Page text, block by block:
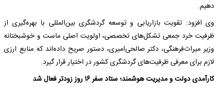
دهیم.
وی افزود: تقویت بازاریابی و توسعه گردشگری بین‌المللی با بهره‌گیری از
ظرفیت خرد جمعی تشکل‌های تخصصی، اولویت اصلی ماست و خوشبختانه
وزیر میراث‌فرهنگی، دکتر صالحی‌امیری، دستور صریح داده‌اند که منابع ارزی
لازم برای معرفی ظرفیت‌های گردشگری کشور در اختیار قرار گیرد.
کارآمدی دولت و مدیریت هوشمند؛ ستاد سفر ۱۶ روز زودتر فعال شد